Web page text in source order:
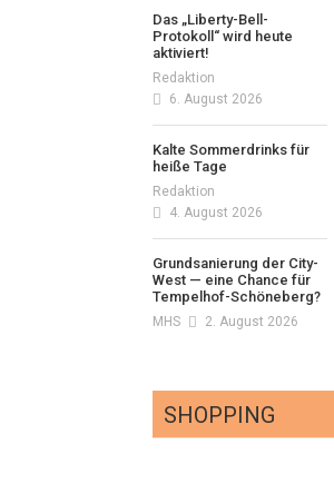
Das „Liberty-Bell-
Protokoll“ wird heute
aktiviert!
Redaktion
6. August 2026
Kalte Sommerdrinks für
heiße Tage
Redaktion
4. August 2026
Grundsanierung der City-
West — eine Chance für
Tempelhof-Schöneberg?
MHS 2. August 2026
SHOPPING